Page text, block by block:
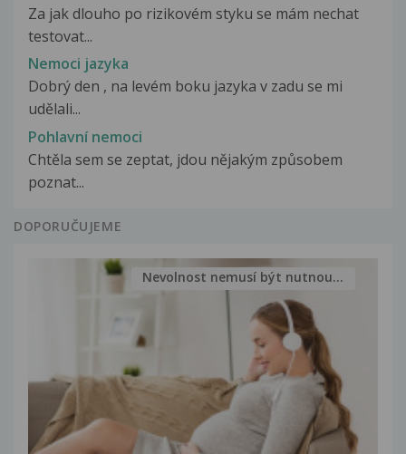
Za jak dlouho po rizikovém styku se mám nechat
testovat...
Nemoci jazyka
Dobrý den , na levém boku jazyka v zadu se mi
udělali...
Pohlavní nemoci
Chtěla sem se zeptat, jdou nějakým způsobem
poznat...
DOPORUČUJEME
Nevolnost nemusí být nutnou...